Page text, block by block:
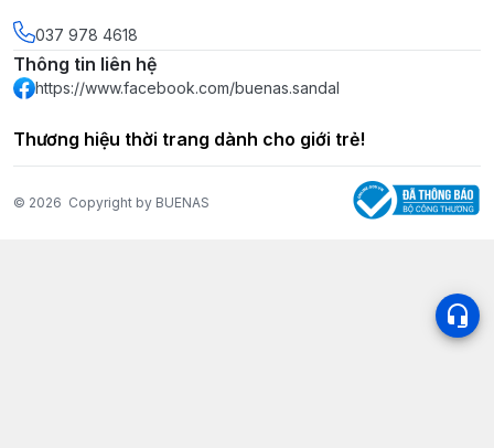
037 978 4618
Thông tin liên hệ
https://www.facebook.com/buenas.sandal
Thương hiệu thời trang dành cho giới trẻ!
© 2026 Copyright by BUENAS